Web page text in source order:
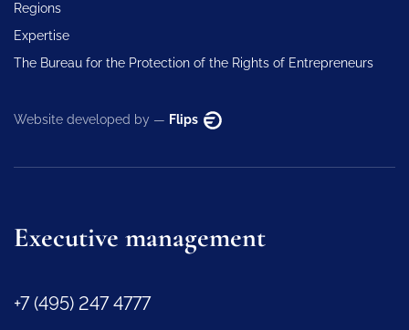
Regions
Expertise
The Bureau for the Protection of the Rights of Entrepreneurs
Website developed by — Flips
Executive management
+7 (495) 247 4777